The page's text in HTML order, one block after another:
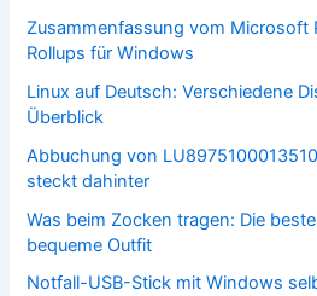
Zusammenfassung vom Microsoft
Rollups für Windows
Linux auf Deutsch: Verschiedene
Überblick
Abbuchung von
steckt dahinter
Was beim Zocken tragen: Die
bequeme Outfit
Notfall-USB-Stick mit Windows